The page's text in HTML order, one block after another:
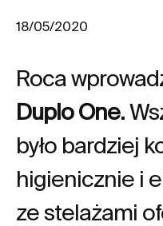
18/05/2020
Roca
Duplo One.
było bardziej
higienicznie i
ze stelażami